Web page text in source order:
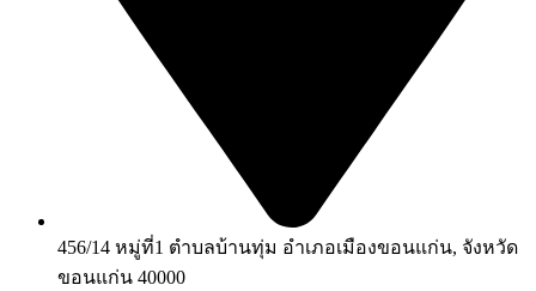
456/14 หมู่ที่1 ตำบลบ้านทุ่ม อำเภอเมืองขอนแก่น, จังหวัด
ขอนแก่น 40000